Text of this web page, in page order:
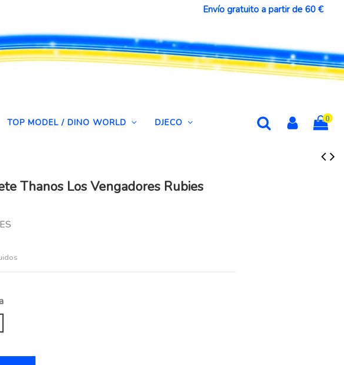
Envío gratuito a partir de 60 €
TOP MODEL / DINO WORLD DJECO 0
Thanos Los Vengadores Rubies